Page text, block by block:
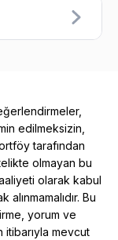
edilmeksizin,
tarafından
olmayan bu
olarak kabul
Bu
yorum ve
itibarıyla mevcut